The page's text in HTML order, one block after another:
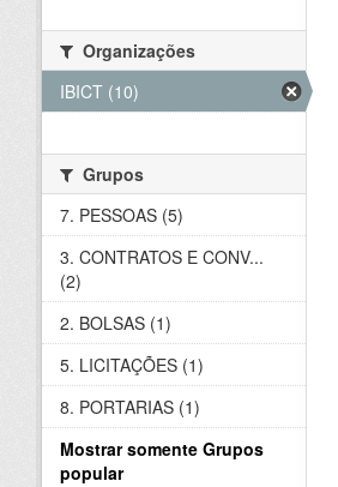
Organizações
IBICT (10)
Grupos
7. PESSOAS (5)
3. CONTRATOS E CONV...
(2)
2. BOLSAS (1)
5. LICITAÇÕES (1)
8. PORTARIAS (1)
Mostrar somente Grupos
popular